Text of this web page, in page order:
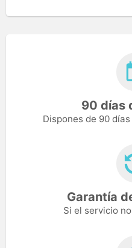
90 días
Dispones de 90
Garantía
Si el servicio